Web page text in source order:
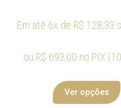
Em até 6x de R$ 128,33
ou R$ 693,00 no PIX
Ver opções